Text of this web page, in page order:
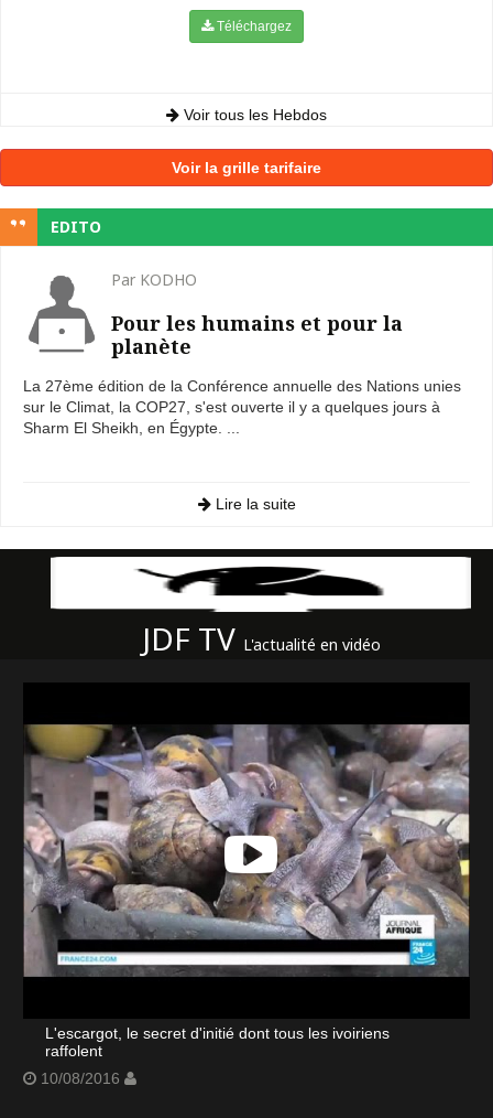
Téléchargez
Voir tous les Hebdos
Voir la grille tarifaire
EDITO
Par KODHO
Pour les humains et pour la
planète
La 27ème édition de la Conférence annuelle des Nations unies
sur le Climat, la COP27, s'est ouverte il y a quelques jours à
Sharm El Sheikh, en Égypte. ...
Lire la suite
JDF TV L'actualité en vidéo
L'escargot, le secret d'initié dont tous les ivoiriens
raffolent
10/08/2016